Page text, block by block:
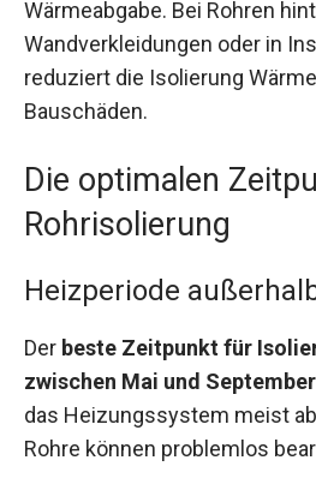
Wärmeabgabe. Bei Rohren
Wandverkleidungen oder in
reduziert die Isolierung
Bauschäden.
Die optimalen
Rohrisolierung
Heizperiode
Der beste Zeitpunkt für
zwischen Mai und September
das Heizungssystem meist
Rohre können problemlos